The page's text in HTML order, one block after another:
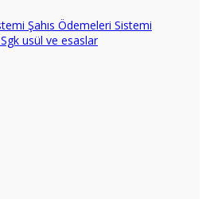
Şahıs Ödemeleri Sistemi
Sgk usül ve esaslar